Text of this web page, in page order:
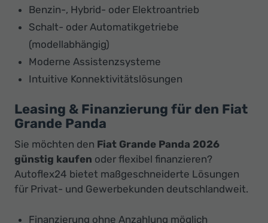
Benzin-, Hybrid- oder Elektroantrieb
Schalt- oder Automatikgetriebe
(modellabhängig)
Moderne Assistenzsysteme
Intuitive Konnektivitätslösungen
Leasing & Finanzierung für den Fiat
Grande Panda
Sie möchten den Fiat Grande Panda 2026
günstig kaufen oder flexibel finanzieren?
Autoflex24 bietet maßgeschneiderte Lösungen
für Privat- und Gewerbekunden deutschlandweit.
Finanzierung ohne Anzahlung möglich